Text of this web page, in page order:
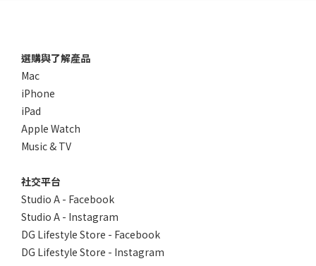
選購與了解產品
Mac
iPhone
iPad
Apple Watch
Music & TV
社交平台
Studio A - Facebook
Studio A - Instagram
DG Lifestyle Store - Facebook
DG Lifestyle Store - Instagram